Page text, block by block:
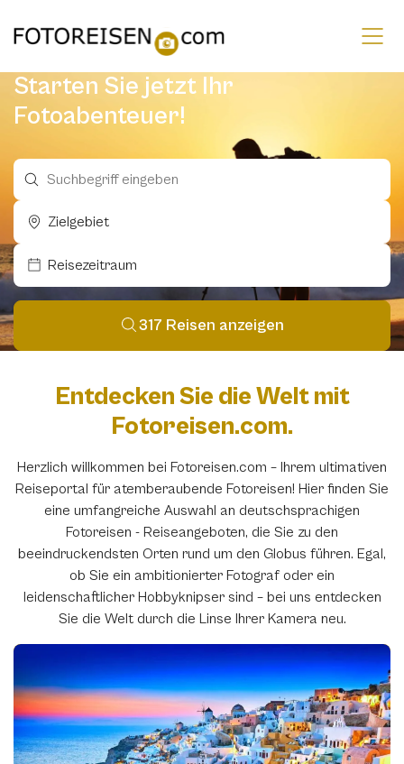
Starten Sie jetzt Ihr
Fotoabenteuer!
Zielgebiet
Afrika
Amerika
Arktis/Antarktis
Europa
Ozeanien
Reisezeitraum
317 Reisen anzeigen
Entdecken Sie die Welt mit
Fotoreisen.com.
Herzlich willkommen bei Fotoreisen.com – Ihrem ultimativen
Reiseportal für atemberaubende Fotoreisen! Hier finden Sie
eine umfangreiche Auswahl an deutschsprachigen
Fotoreisen - Reiseangeboten, die Sie zu den
beeindruckendsten Orten rund um den Globus führen. Egal,
ob Sie ein ambitionierter Fotograf oder ein
leidenschaftlicher Hobbyknipser sind – bei uns entdecken
Sie die Welt durch die Linse Ihrer Kamera neu.